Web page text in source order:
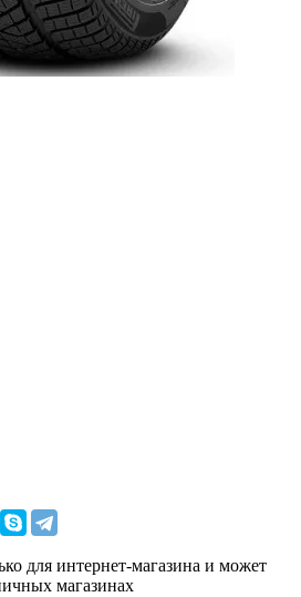
для интернет-магазина и может
магазинах